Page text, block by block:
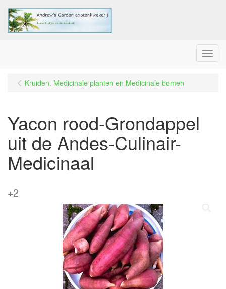
Menu
Kruiden. Medicinale planten en Medicinale bomen
Yacon rood-Grondappel
uit de Andes-Culinair-
Medicinaal
+2